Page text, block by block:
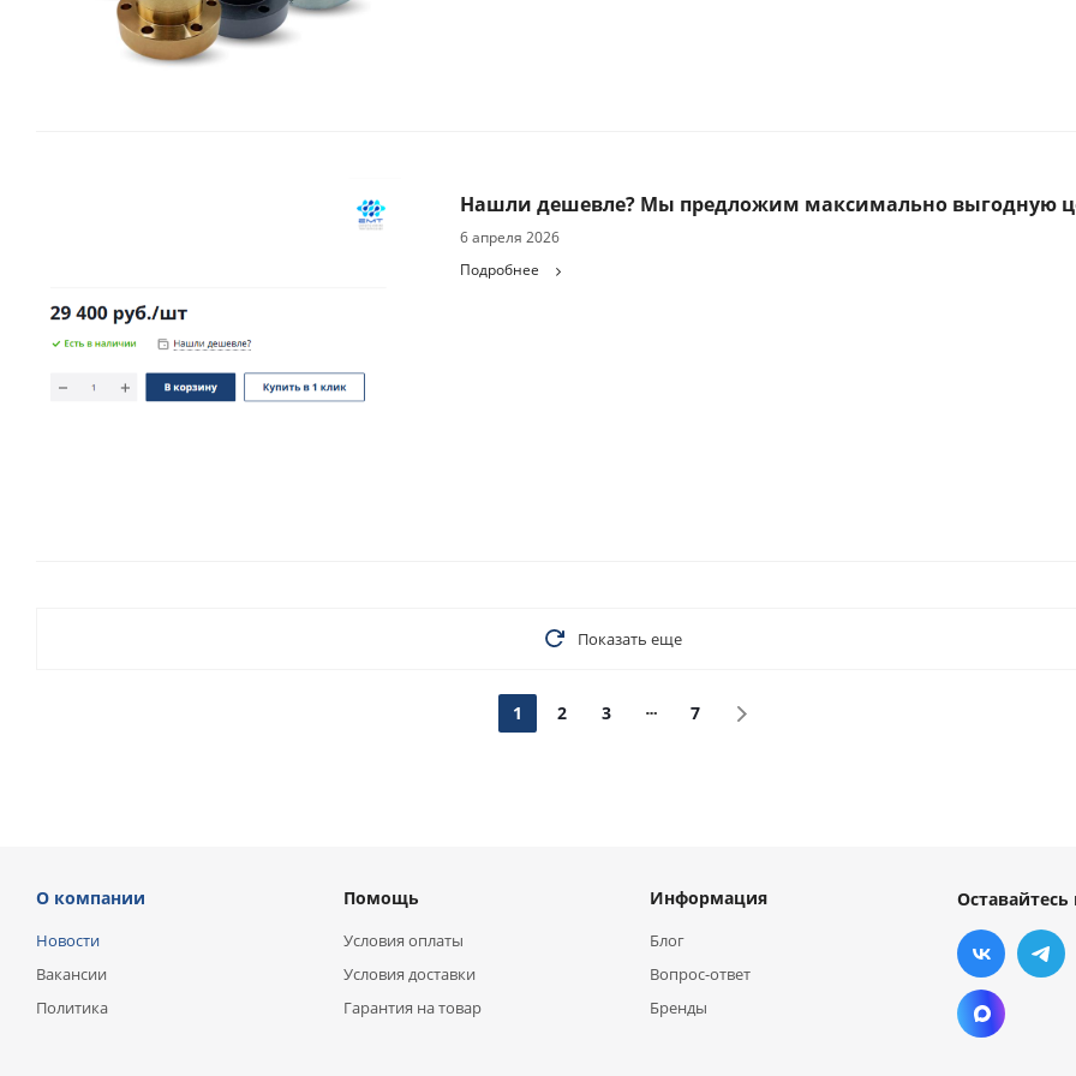
Нашли дешевле? Мы предложим максимально выгодную
6 апреля 2026
Подробнее
Показать еще
1 2 3 7
О компании
Новости
Вакансии
Политика
Помощь
Условия оплаты
Условия доставки
Гарантия на товар
Информация
Блог
Вопрос-ответ
Бренды
Оставайтесь